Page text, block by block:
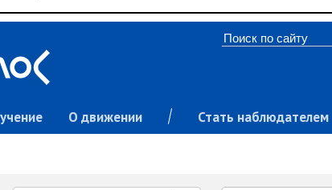
О движении Стать наблюдателем